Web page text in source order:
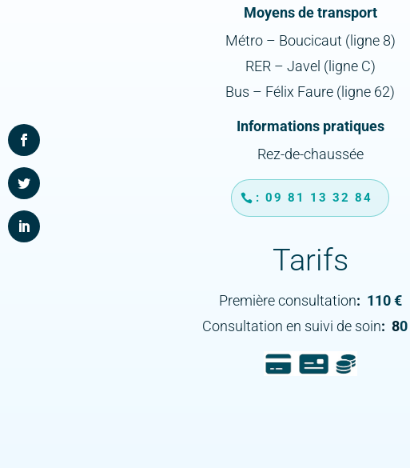
Moyens de transport
Métro – Boucicaut (ligne 8)
RER – Javel (ligne C)
Bus – Félix Faure (ligne 62)
Informations pratiques
Rez-de-chaussée
: 09 81 13 32 84
Tarifs
Première consultation: 110 €
Consultation en suivi de soin: 80